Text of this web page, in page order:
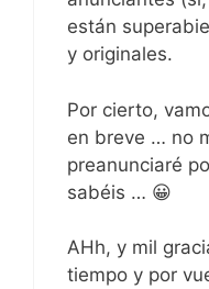
están
y originales.
Por cierto,
en breve … no
preanunciaré
sabéis … 😀
AHh, y mil
tiempo y por